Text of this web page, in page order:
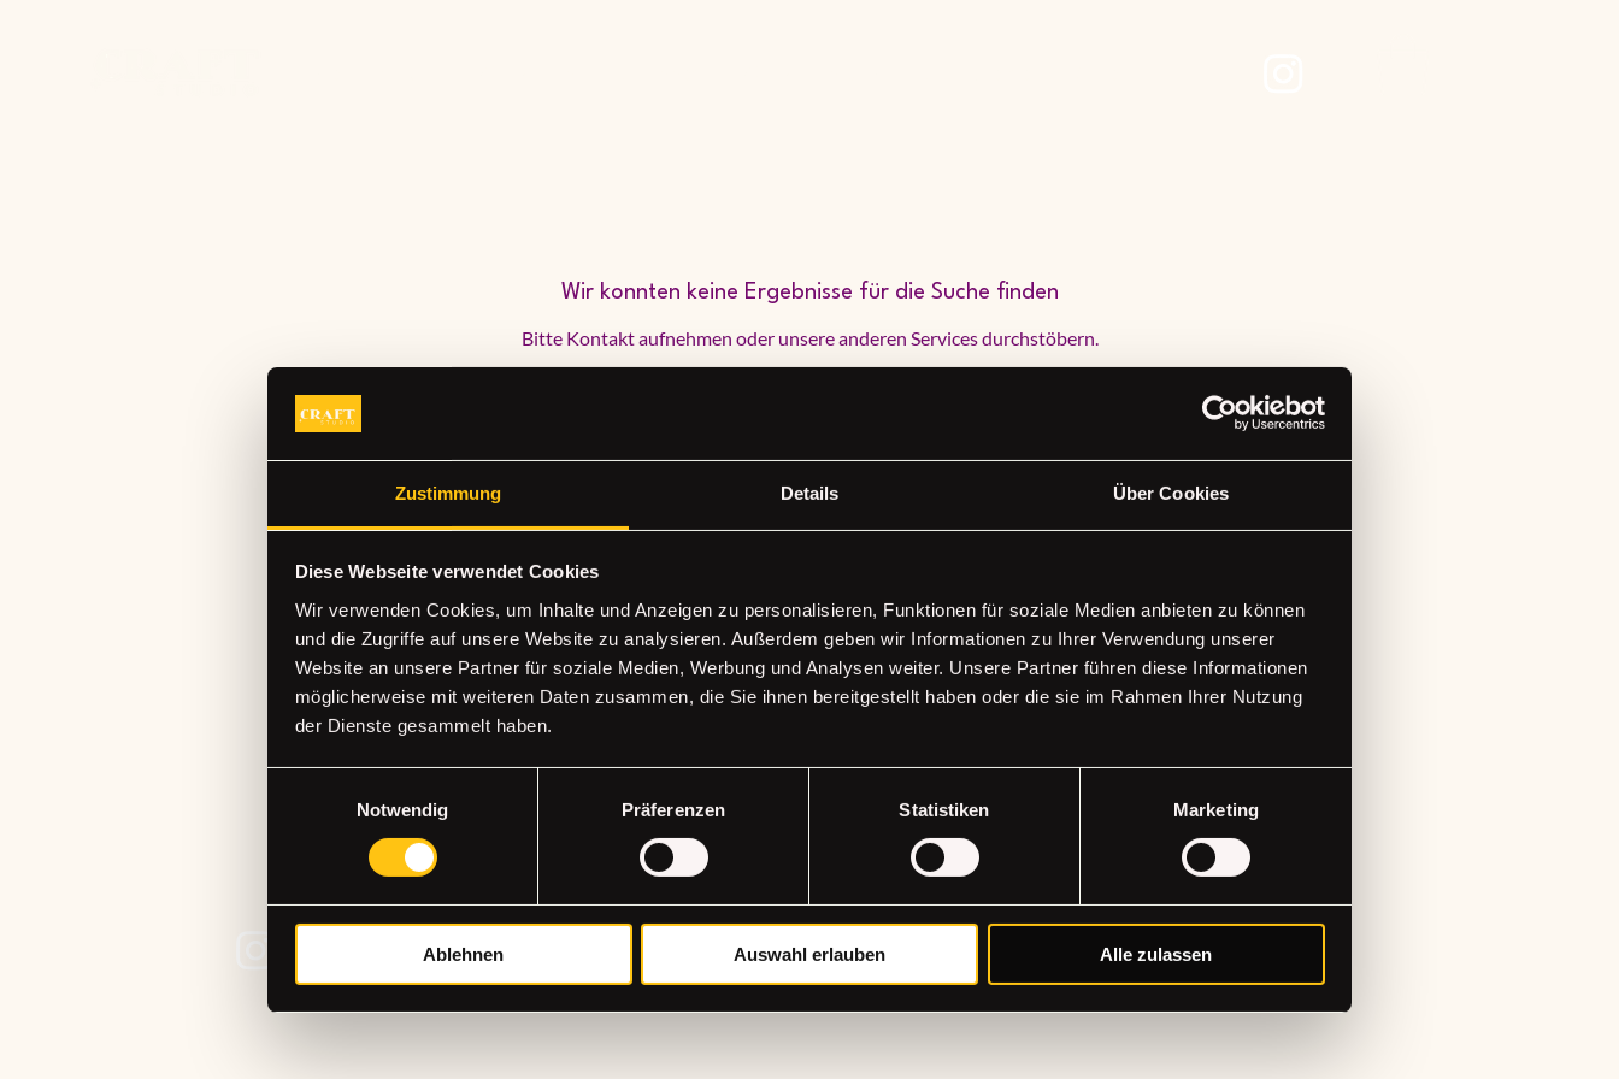
Zustimmung Details Über Cookies
Diese Webseite verwendet Cookies
Wir verwenden Cookies, um Inhalte und Anzeigen zu personalisieren, Funktionen für soziale Medien anbieten zu können
und die Zugriffe auf unsere Website zu analysieren. Außerdem geben wir Informationen zu Ihrer Verwendung unserer
Website an unsere Partner für soziale Medien, Werbung und Analysen weiter. Unsere Partner führen diese Informationen
möglicherweise mit weiteren Daten zusammen, die Sie ihnen bereitgestellt haben oder die sie im Rahmen Ihrer Nutzung
der Dienste gesammelt haben.
Notwendig
Präferenzen Statistiken Marketing
Ablehnen Auswahl erlauben Alle zulassen
Wir konnten keine Ergebnisse für die Suche finden
Bitte Kontakt aufnehmen oder unsere anderen Services durchstöbern.
THE CRAFT
STUDIO
+49 (0)15565221368
Stresemannplatz 4 über das Café
Coffee Brew | The Code Agency
40210 Düsseldorf
Erhalte alle Updates
Deine E-Mail
Newsletter jetzt abonnieren!
Abonnieren